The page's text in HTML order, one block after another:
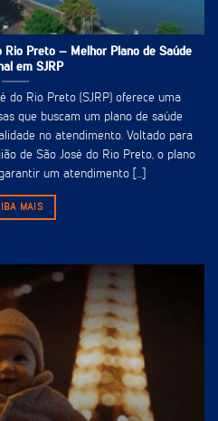
Rio Preto – Melhor Plano de Saúde
em SJRP
do Rio Preto (SJRP) oferece uma
que buscam um plano de saúde
no atendimento. Voltado para
de São José do Rio Preto, o plano
um atendimento [...]
MAIS